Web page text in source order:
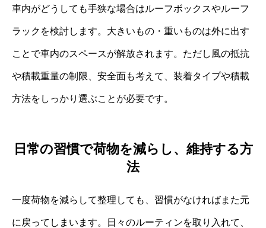
車内がどうしても手狭な場合はルーフボックスやルーフ
ラックを検討します。大きいもの・重いものは外に出す
ことで車内のスペースが解放されます。ただし風の抵抗
や積載重量の制限、安全面も考えて、装着タイプや積載
方法をしっかり選ぶことが必要です。
日常の習慣で荷物を減らし、維持する方
法
一度荷物を減らして整理しても、習慣がなければまた元
に戻ってしまいます。日々のルーティンを取り入れて、